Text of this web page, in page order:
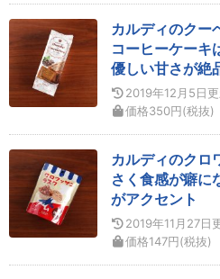
カルディのクー
コーヒーケーキ
優しい甘さが絶
2019年12月5日
価格350円(税抜)
カルディのクロ
さく食感が癖に
がアクセント
2019年11月27日
価格147円(税抜)